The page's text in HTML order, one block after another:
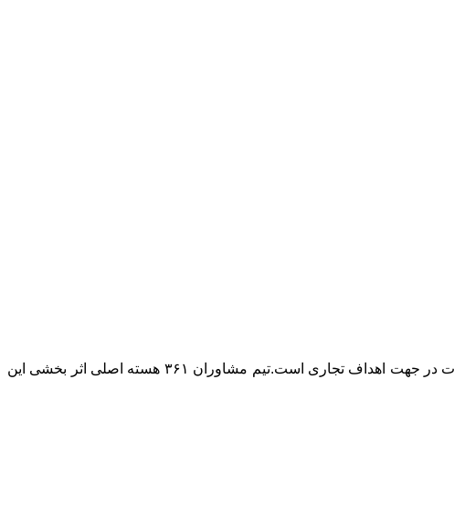
۳۶۱ تبلیغات را بر پایه تاثیر بخشی در فروش و توسعه کسب و کار بنا نهاده است. اصلی ترین هویت ما تخصص بکارگیری ابزار تبلیغات در جهت اهداف تجاری است.تیم مشاوران ۳۶۱ هسته اصلی اثر بخشی این